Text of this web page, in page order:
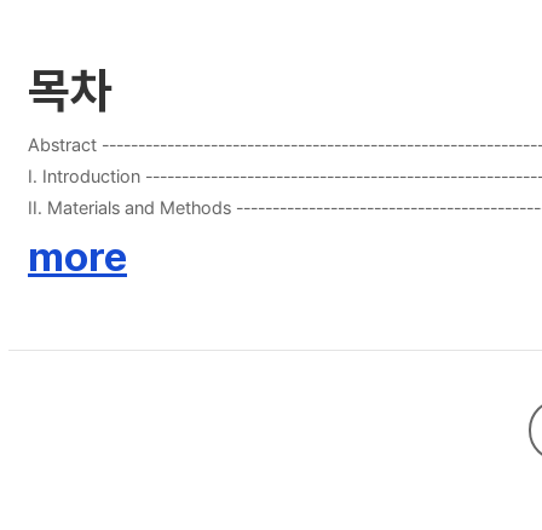
use are associated with higher risk of malignancy in high-risk
목차
Abstract
I. Introduction
II. Materials and Methods
IV. Discussion
more